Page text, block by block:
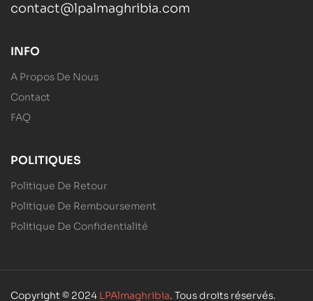
contact@lpalmaghribia.com
INFO
A Propos De Nous
Contact
FAQ
POLITIQUES
Politique De Retour
Politique De Remboursement
Politique De Confidentialité
Copyright © 2024 LPAlmaghribia. Tous droits réservés.